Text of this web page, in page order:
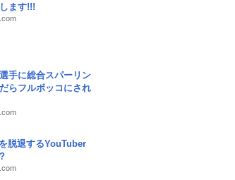
ます!!!
手に総合スパーリン
らフルボッコにされ
脱退するYouTuber